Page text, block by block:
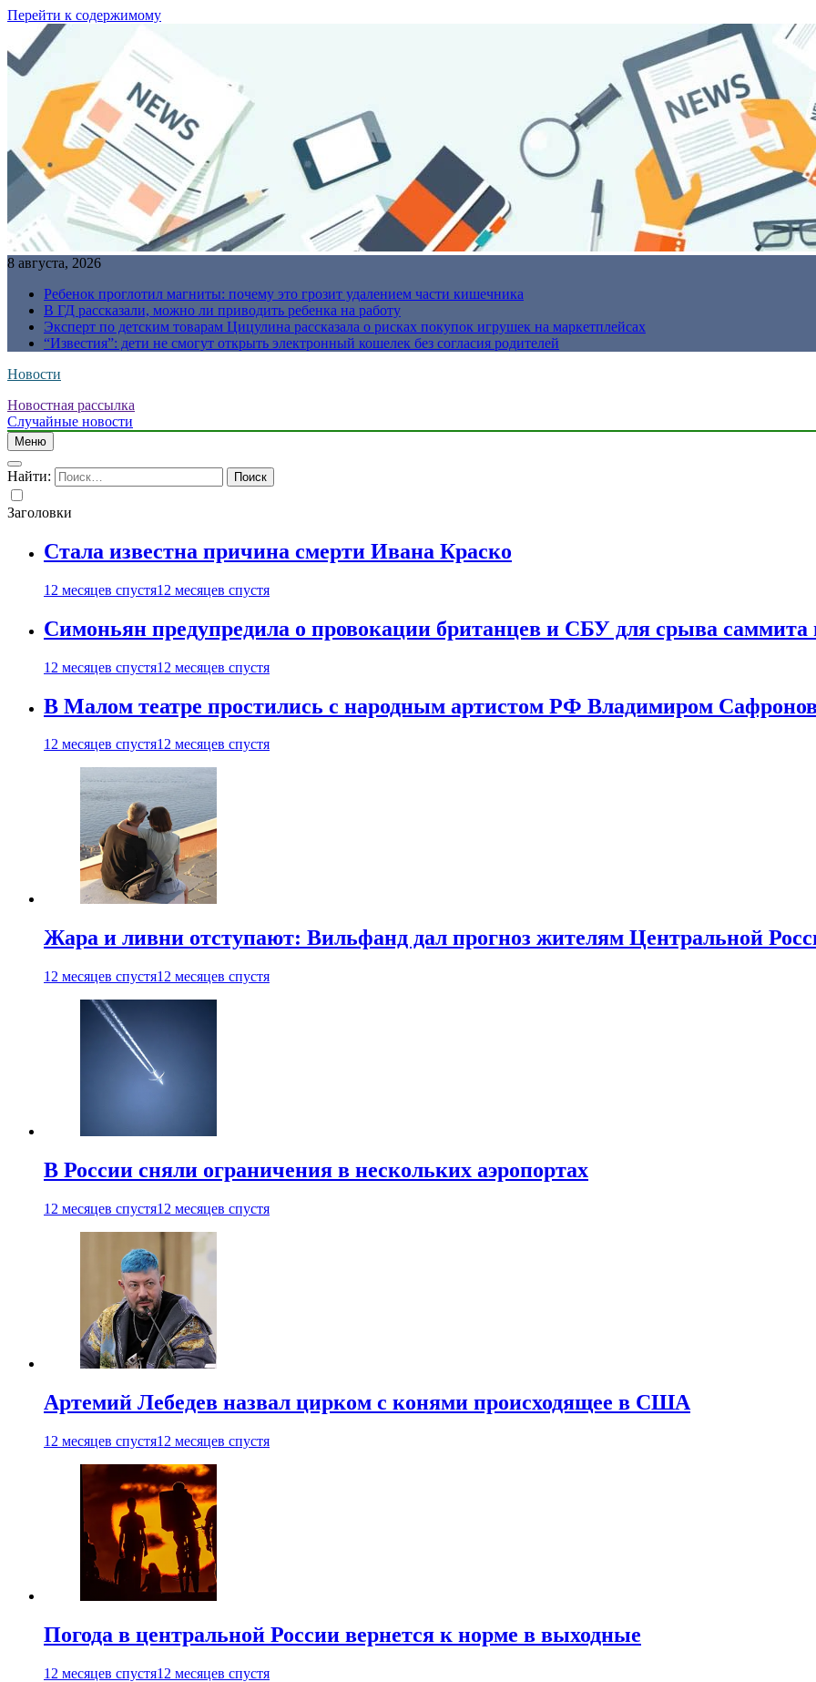
Перейти к содержимому
8 августа, 2026
Ребенок проглотил магниты: почему это грозит удалением части кишечника
В ГД рассказали, можно ли приводить ребенка на работу
Эксперт по детским товарам Цицулина рассказала о рисках покупок игрушек на маркетплейсах
“Известия”: дети не смогут открыть электронный кошелек без согласия родителей
Новости
Новостная рассылка
Случайные новости
Меню
Найти:
Заголовки
Стала известна причина смерти Ивана Краско
12 месяцев спустя12 месяцев спустя
Симоньян предупредила о провокации британцев и СБУ для срыва саммита
12 месяцев спустя12 месяцев спустя
В Малом театре простились с народным артистом РФ Владимиром
12 месяцев спустя12 месяцев спустя
Жара и ливни отступают: Вильфанд дал прогноз жителям Центральной
12 месяцев спустя12 месяцев спустя
В России сняли ограничения в нескольких аэропортах
12 месяцев спустя12 месяцев спустя
Артемий Лебедев назвал цирком с конями происходящее в США
12 месяцев спустя12 месяцев спустя
Погода в центральной России вернется к норме в выходные
12 месяцев спустя12 месяцев спустя